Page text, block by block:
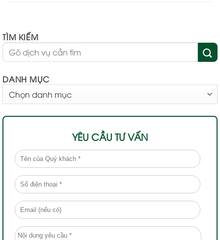
TÌM KIẾM
DANH MỤC
MỤC
YÊU CẦU TƯ VẤN